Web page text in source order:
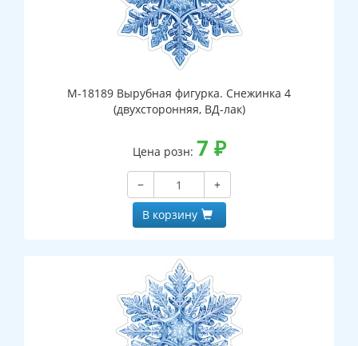
М-18189 Вырубная фигурка. Снежинка 4
(двухсторонняя, ВД-лак)
Цена розн: 7 ₽
−
+
В корзину